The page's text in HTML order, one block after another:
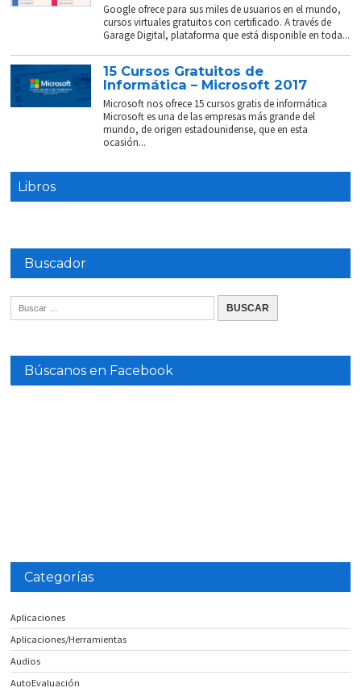
Google ofrece para sus miles de usuarios en el mundo,
cursos virtuales gratuitos con certificado. A través de
Garage Digital, plataforma que está disponible en toda...
15 Cursos Gratuitos de
Informática – Microsoft 2017
Microsoft nos ofrece 15 cursos gratis de informática
Microsoft es una de las empresas más grande del
mundo, de origen estadounidense, que en esta
ocasión...
Libros
Buscador
Búscanos en Facebook
Categorías
Aplicaciones
Aplicaciones/Herramientas
Audios
AutoEvaluación